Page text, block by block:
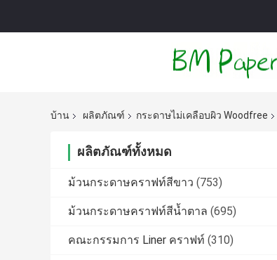
บ้าน ผลิตภัณฑ์ กระดาษไม่เคลือบผิว Woodfree
ผลิตภัณฑ์ทั้งหมด
ม้วนกระดาษคราฟท์สีขาว (753)
ม้วนกระดาษคราฟท์สีน้ำตาล (695)
คณะกรรมการ Liner คราฟท์ (310)